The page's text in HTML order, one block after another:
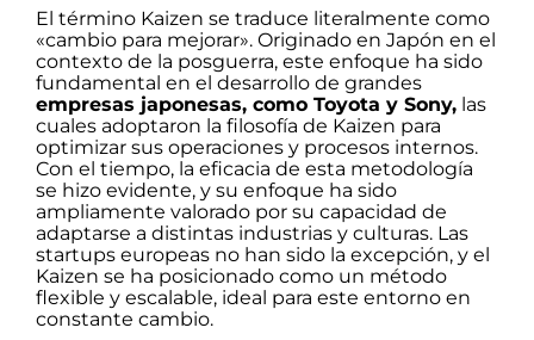
El término Kaizen se traduce literalmente como
«cambio para mejorar». Originado en Japón en el
contexto de la posguerra, este enfoque ha sido
fundamental en el desarrollo de grandes
empresas japonesas, como Toyota y Sony, las
cuales adoptaron la filosofía de Kaizen para
optimizar sus operaciones y procesos internos.
Con el tiempo, la eficacia de esta metodología
se hizo evidente, y su enfoque ha sido
ampliamente valorado por su capacidad de
adaptarse a distintas industrias y culturas. Las
startups europeas no han sido la excepción, y el
Kaizen se ha posicionado como un método
flexible y escalable, ideal para este entorno en
constante cambio.